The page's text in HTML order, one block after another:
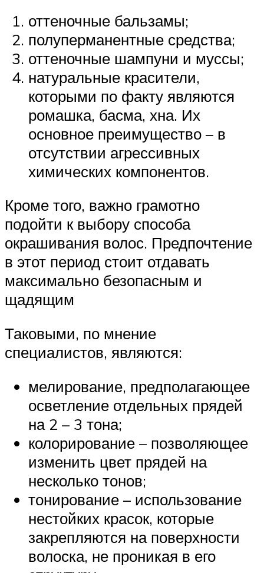
оттеночные бальзамы;
полуперманентные средства;
оттеночные шампуни и муссы;
натуральные красители,
которыми по факту являются
ромашка, басма, хна. Их
основное преимущество – в
отсутствии агрессивных
химических компонентов.
Кроме того, важно грамотно
подойти к выбору способа
окрашивания волос. Предпочтение
в этот период стоит отдавать
максимально безопасным и
щадящим
Таковыми, по мнение
специалистов, являются:
мелирование, предполагающее
осветление отдельных прядей
на 2 – 3 тона;
колорирование – позволяющее
изменить цвет прядей на
несколько тонов;
тонирование – использование
нестойких красок, которые
закрепляются на поверхности
волоска, не проникая в его